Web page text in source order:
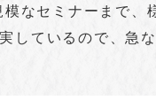
なセミナーまで
しているので、急